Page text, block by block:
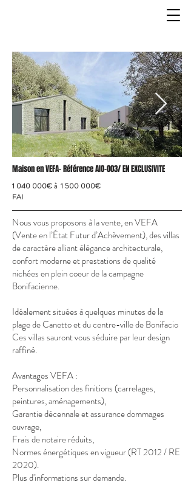
Maison en VEFA- Référence AIO-003/ EN EXCLUSIVITE
1 040 000€ à 1 500 000€
FAI
Nous vous proposons à la vente, en VEFA
(Vente en l’État Futur d’Achèvement), des villas
de caractère alliant élégance architecturale,
confort moderne et prestations de qualité
nichées en plein coeur de la campagne
Bonifacienne.
Idéalement situées à quelques minutes de la
plage de Canetto et du centre-ville de Bonifacio
Ces villas sauront vous séduire par leur design
raffiné.
Avantages VEFA :
Personnalisation des finitions (carrelages,
peintures, aménagements),
Garantie décennale et assurance dommages
ouvrage,
Frais de notaire réduits,
Normes énergétiques en vigueur (RT 2012 / RE
2020).
Plus d'informations sur demande.